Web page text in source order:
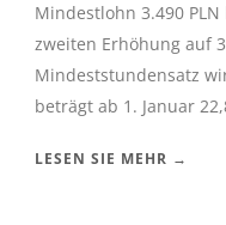
Mindestlohn 3.490
zweiten Erhöhung auf
Mindeststundensatz
beträgt ab 1. Januar
LESEN SIE MEHR →